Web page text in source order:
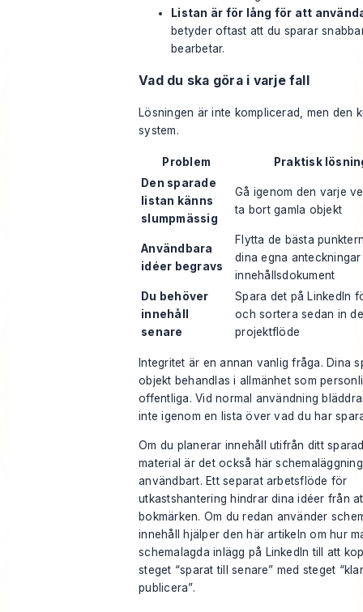
Listan är för lång för att
betyder oftast att du sparar
bearbetar.
Vad du ska göra i varje fall
Lösningen är inte komplicerad, men den
system.
Problem
Praktisk
Den sparade
listan känns
slumpmässig
Gå igenom den varje
ta bort gamla objekt
Användbara
idéer begravs
Flytta de bästa
dina egna
innehållsdokument
Du behöver
innehåll
senare
Spara det på LinkedIn
och sortera sedan in
projektflöde
Integritet är en annan vanlig fråga. Dina
objekt behandlas i allmänhet som
offentliga. Vid normal användning
inte igenom en lista över vad du har
Om du planerar innehåll utifrån ditt
material är det också här
användbart. Ett separat arbetsflöde för
utkastshantering hindrar dina idéer från
bokmärken. Om du redan använder
innehåll hjälper den här artikeln om hur
schemalagda inlägg på LinkedIn till att
steget “sparat till senare” med steget
publicera”.